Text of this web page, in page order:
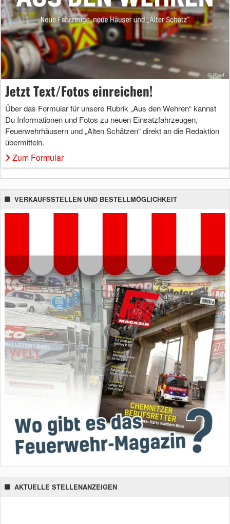
Jetzt Text/Fotos einreichen!
Über das Formular für unsere Rubrik „Aus den Wehren“ kannst
Du Informationen und Fotos zu neuen Einsatzfahrzeugen,
Feuerwehrhäusern und „Alten Schätzen“ direkt an die Redaktion
übermitteln.
Zum Formular
VERKAUFSSTELLEN UND BESTELLMÖGLICHKEIT
AKTUELLE STELLENANZEIGEN